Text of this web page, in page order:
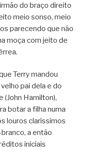
do braço direito
meio sonso, meio
parecendo que não
moça com jeito de
Terry mandou
pai dela e do
(John Hamilton),
botar a filha numa
louros claríssimos
a então
iniciais